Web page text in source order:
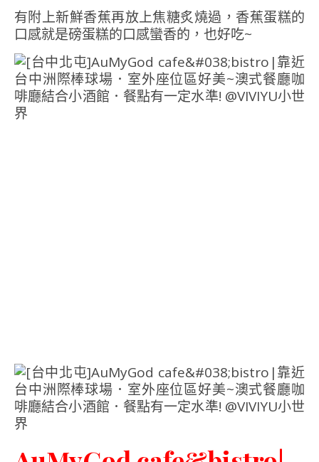
有附上新鮮香蕉再放上焦糖炙燒過，香蕉蛋糕的
口感就是磅蛋糕的口感蠻香的，也好吃~